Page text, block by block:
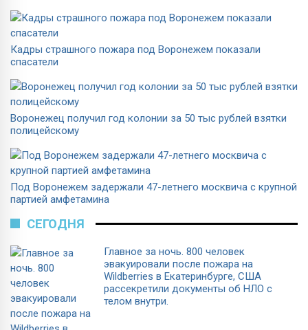
Кадры страшного пожара под Воронежем показали
спасатели
Воронежец получил год колонии за 50 тыс рублей взятки
полицейскому
Под Воронежем задержали 47-летнего москвича с крупной
партией амфетамина
СЕГОДНЯ
Главное за ночь. 800 человек
эвакуировали после пожара на
Wildberries в Екатеринбурге, США
рассекретили документы об НЛО с
телом внутри.